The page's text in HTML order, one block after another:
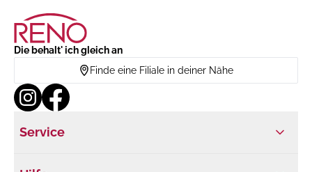
Die behalt' ich gleich an
Finde eine Filiale in deiner Nähe
Service